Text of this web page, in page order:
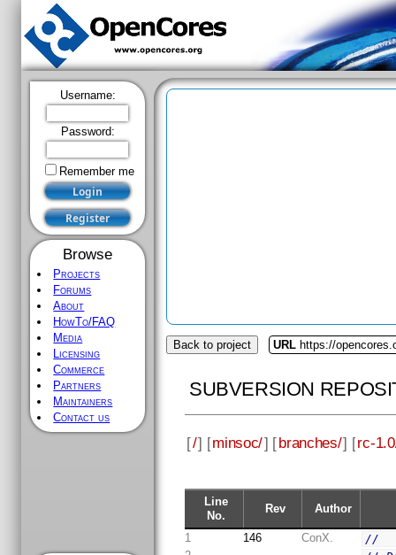
Username:
Password:
Remember me
Browse
Projects
Forums
About
HowTo/FAQ
Media
Licensing
Commerce
Partners
Maintainers
Contact us
Back to project URL https://
SUBVERSION
[/] [minsoc/] [branches/] [rc-
Line
No.
Rev Author
1 146 ConX.
//